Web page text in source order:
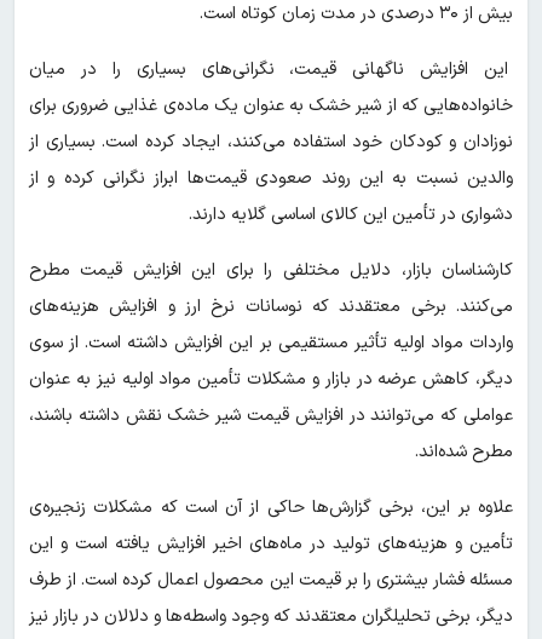
بیش از ۳۰ درصدی در مدت زمان کوتاه است.
این افزایش ناگهانی قیمت، نگرانی‌های بسیاری را در میان
خانواده‌هایی که از شیر خشک به عنوان یک ماده‌ی غذایی ضروری برای
نوزادان و کودکان خود استفاده می‌کنند، ایجاد کرده است. بسیاری از
والدین نسبت به این روند صعودی قیمت‌ها ابراز نگرانی کرده و از
دشواری در تأمین این کالای اساسی گلایه دارند.
کارشناسان بازار، دلایل مختلفی را برای این افزایش قیمت مطرح
می‌کنند. برخی معتقدند که نوسانات نرخ ارز و افزایش هزینه‌های
واردات مواد اولیه تأثیر مستقیمی بر این افزایش داشته است. از سوی
دیگر، کاهش عرضه در بازار و مشکلات تأمین مواد اولیه نیز به عنوان
عواملی که می‌توانند در افزایش قیمت شیر خشک نقش داشته باشند،
مطرح شده‌اند.
علاوه بر این، برخی گزارش‌ها حاکی از آن است که مشکلات زنجیره‌ی
تأمین و هزینه‌های تولید در ماه‌های اخیر افزایش یافته است و این
مسئله فشار بیشتری را بر قیمت این محصول اعمال کرده است. از طرف
دیگر، برخی تحلیلگران معتقدند که وجود واسطه‌ها و دلالان در بازار نیز